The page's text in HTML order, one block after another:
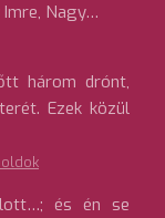
Nagy…
három drónt,
Ezek közül
és én se